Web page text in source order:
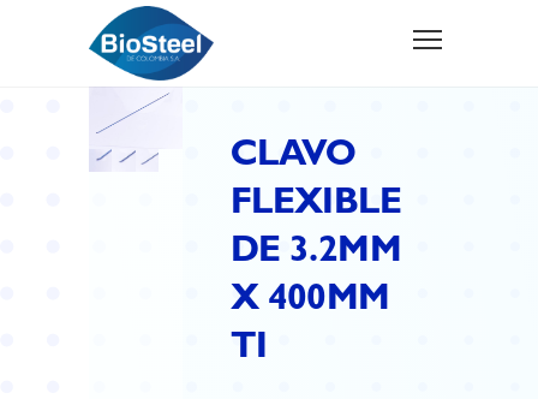
CLAVO
FLEXIBLE
DE 3.2MM
X 400MM
TI